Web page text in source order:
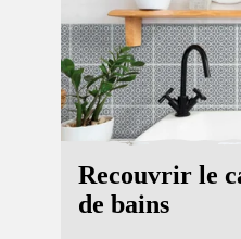
Recouvrir le
de bains